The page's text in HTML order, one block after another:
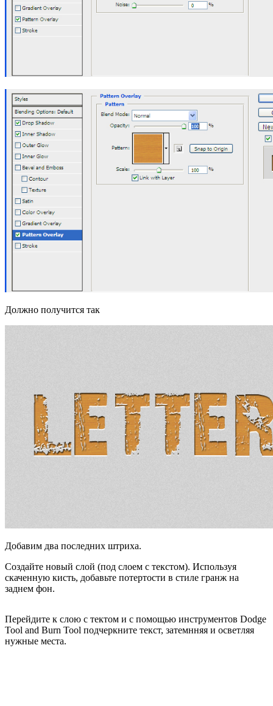
Должно получится так
Добавим два последних штриха.
Создайте новый слой (под слоем с текстом). Используя
скаченную кисть, добавьте потертости в стиле гранж на
заднем фон.
Перейдите к слою с тектом и с помощью инструментов Dodge
Tool and Burn Tool подчеркните текст, затемнняя и осветляя
нужные места.